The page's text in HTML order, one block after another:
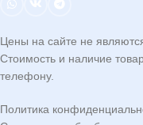
Цены на сайте не
Стоимость и наличие
телефону.
Политика